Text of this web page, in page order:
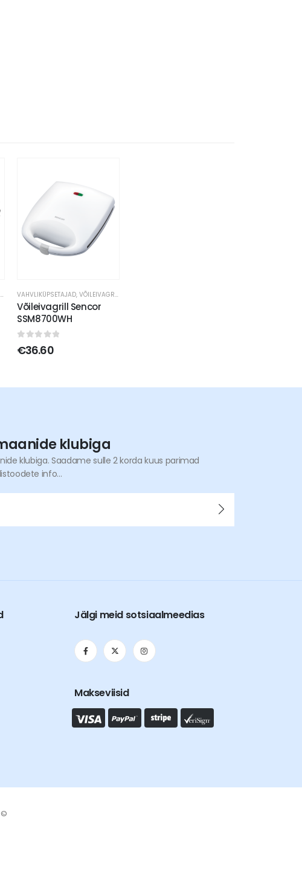
VAHVLIKÜPSETAJAD, VÕILEIVAGRILLID VAHVLIKÜPSETAJAD, VÕILEIVAGRILLID
Võileivagrill Sencor
SSM8700WH
out of 5
€36.60
klubiga
klubiga. Saadame sulle 2 korda kuus parimad
info...
Jälgi meid sotsiaalmeedias
Makseviisid
©